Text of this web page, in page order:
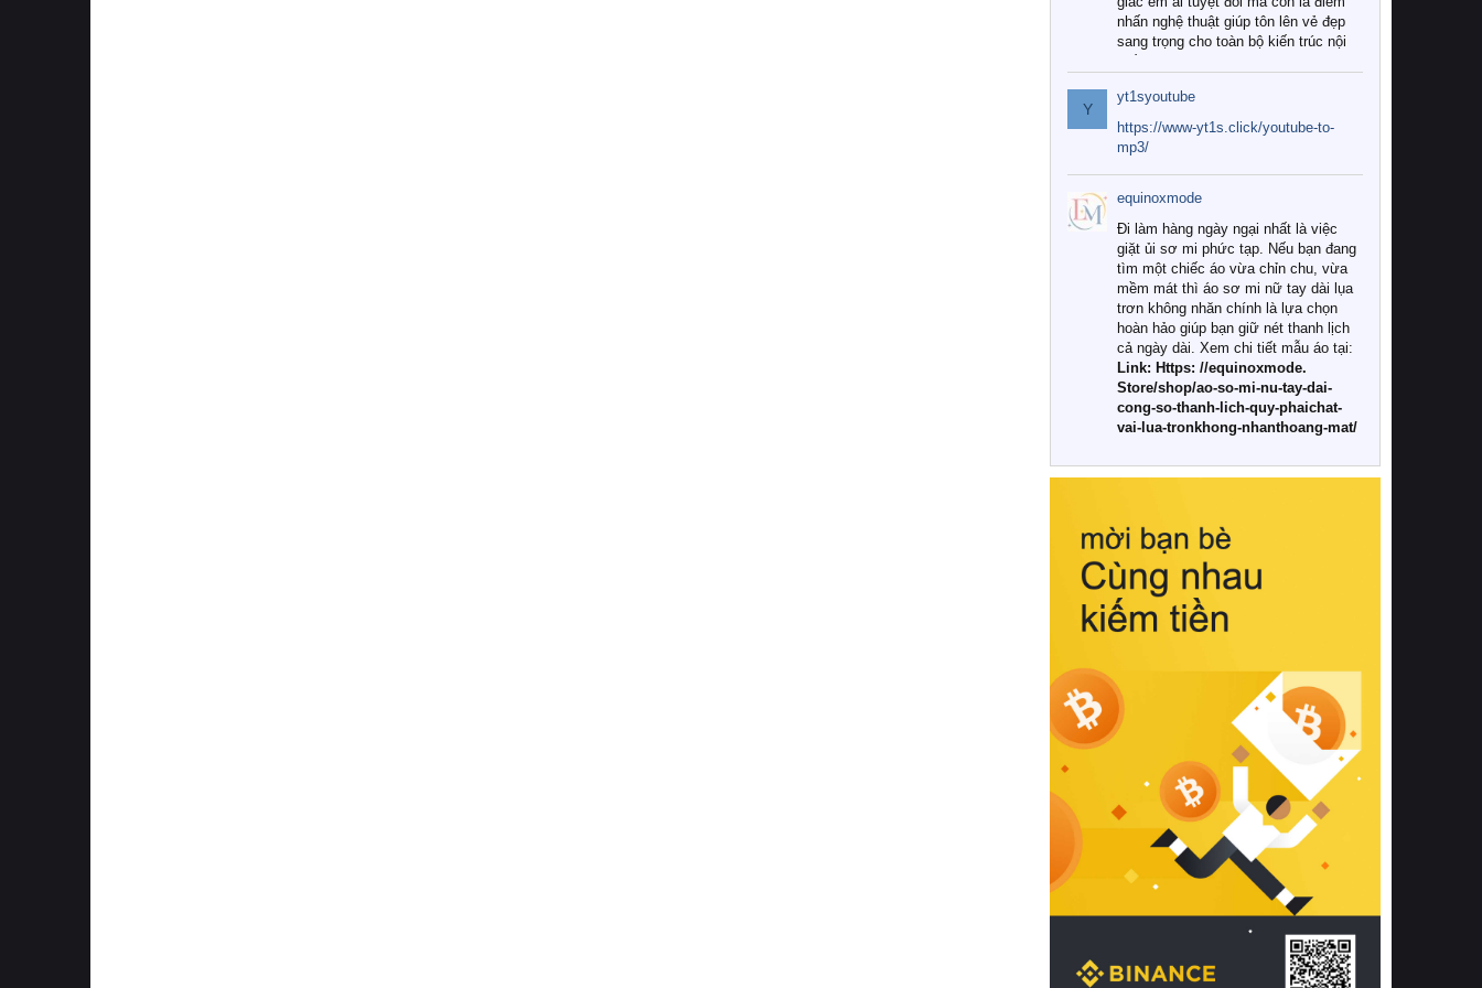
nhấn nghệ thuật giúp tôn lên vẻ đẹp
sang trọng cho toàn bộ kiến trúc nội
Tuy nhiên, giữa thị trường đa dạng
với vô vàn thương hiệu và mẫu mã
như hiện nay, làm thế nào để chọn
được những bộ chăn ga gối đệm cao
cấp thực sự chất lượng, phù hợp với
khí hậu và nhu cầu sử dụng của gia
đình? Hãy cùng chúng tôi đi tìm lời
giải đáp chi tiết qua bài viết dưới đây.
1. Tại sao các gia đình hiện đại lại ưa
chuộng chăn ga gối đệm cao cấp?
Khác với các dòng sản phẩm thông
thường, những bộ chăn ga gối đệm
cao cấp trải qua quy trình sản xuất
nghiêm ngặt từ khâu chọn lọc nguyên
liệu tự nhiên đến công nghệ dệt
nhuộm hiện đại không chứa hóa chất
này, bạn sẽ cảm nhận rõ rệt sự khác
hồi chuẩn xác của phần đệm nâng đỡ
cột sống.
Bên cạnh đó, việc lựa chọn các dòng
sản phẩm đạt chuẩn chất lượng quốc
tế còn giúp ngăn ngừa tình trạng kích
khuẩn và nấm mốc trong điều kiện
thời tiết nóng ẩm. Bạn có thể tìm hiểu
thêm các nghiên cứu khoa học về tác
động của giấc ngủ và môi trường
phòng ngủ đối với sức khỏe con
người tại Sleep Foundation (External
Link) để có cái nhìn toàn diện hơn.
2. Các tiêu chí vàng khi lựa chọn
chăn ga gối đệm cao cấp cho phòng
ngủ
Để sở hữu một bộ chăn ga gối đệm
cao cấp hoàn hảo cả về thẩm mỹ lẫn
công năng, người tiêu dùng cần cân
nhắc kỹ lưỡng các tiêu chí quan trọng
Y
yt1syoutube
https://www-yt1s.click/youtube-to-
mp3/
equinoxmode
Đi làm hàng ngày ngại nhất là việc
giặt ủi sơ mi phức tạp. Nếu bạn đang
tìm một chiếc áo vừa chỉn chu, vừa
mềm mát thì áo sơ mi nữ tay dài lụa
trơn không nhăn chính là lựa chọn
hoàn hảo giúp bạn giữ nét thanh lịch
cả ngày dài. Xem chi tiết mẫu áo tại:
Link: Https: //equinoxmode.
Store/shop/ao-so-mi-nu-tay-dai-
cong-so-thanh-lich-quy-phaichat-
vai-lua-tronkhong-nhanthoang-mat/